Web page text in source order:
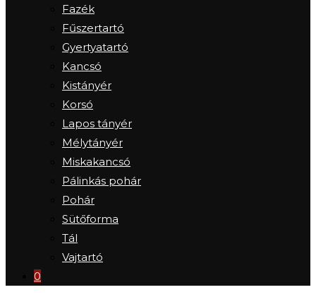
Fazék
Fűszertartó
Gyertyatartó
Kancsó
Kistányér
Korsó
Lapos tányér
Mélytányér
Miskakancsó
Pálinkás pohár
Pohár
Sütőforma
Tál
Vajtartó
0